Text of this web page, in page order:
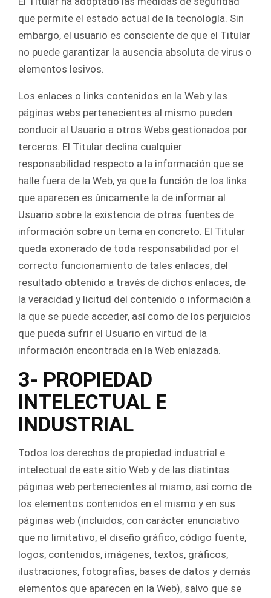
que permite el estado actual de la tecnología. Sin
embargo, el usuario es consciente de que el Titular
no puede garantizar la ausencia absoluta de virus o
elementos lesivos.
Los enlaces o links contenidos en la Web y las
páginas webs pertenecientes al mismo pueden
conducir al Usuario a otros Webs gestionados por
terceros. El Titular declina cualquier
responsabilidad respecto a la información que se
halle fuera de la Web, ya que la función de los links
que aparecen es únicamente la de informar al
Usuario sobre la existencia de otras fuentes de
información sobre un tema en concreto. El Titular
queda exonerado de toda responsabilidad por el
correcto funcionamiento de tales enlaces, del
resultado obtenido a través de dichos enlaces, de
la veracidad y licitud del contenido o información a
la que se puede acceder, así como de los perjuicios
que pueda sufrir el Usuario en virtud de la
información encontrada en la Web enlazada.
3- PROPIEDAD
INTELECTUAL E
INDUSTRIAL
Todos los derechos de propiedad industrial e
intelectual de este sitio Web y de las distintas
páginas web pertenecientes al mismo, así como de
los elementos contenidos en el mismo y en sus
páginas web (incluidos, con carácter enunciativo
que no limitativo, el diseño gráfico, código fuente,
logos, contenidos, imágenes, textos, gráficos,
ilustraciones, fotografías, bases de datos y demás
elementos que aparecen en la Web), salvo que se